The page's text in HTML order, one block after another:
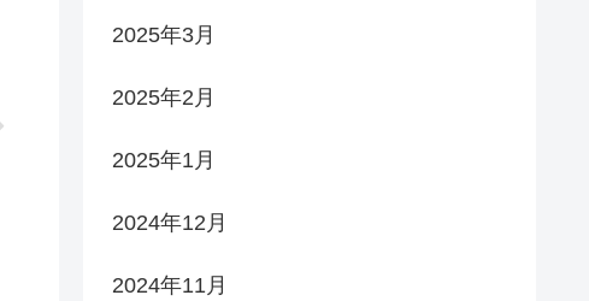
2025年3月
2025年2月
2025年1月
2024年12月
2024年11月